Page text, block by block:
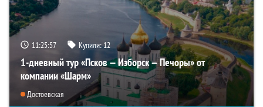
11:25:55 Купили:12
1-дневный тур «Псков — Изборск — Печоры» от
компании «Шарм»
Достоевская